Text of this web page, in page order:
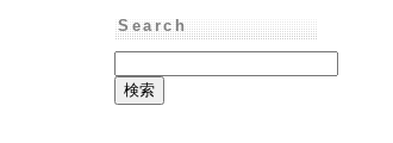
Search